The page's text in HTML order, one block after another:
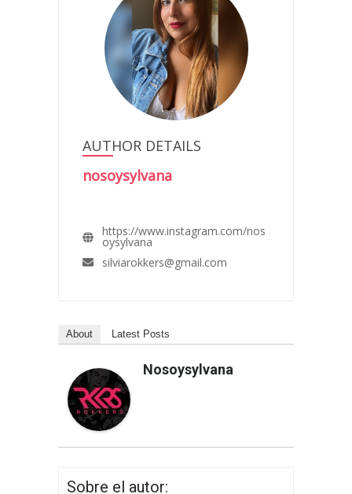
AUTHOR DETAILS
nosoysylvana
https://www.instagram.com/nos
oysylvana
silviarokkers@gmail.com
About Latest Posts
Nosoysylvana
Sobre el autor: